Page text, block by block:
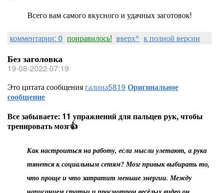
Всего вам самого вкусного и удачных заготовок!
комментарии: 0 понравилось! вверх^ к полной версии
Без заголовка
19-08-2022 07:19
Это цитата сообщениягалина5819 Оригинальное
сообщение
Все забываете: 11 упражнений для пальцев рук, чтобы
тренировать мозг👍
Как настроиться на работу, если мысли улетают, а рука
тянется к социальным сетям? Мозг привык выбирать то,
что проще и что затратит меньше энергии. Между